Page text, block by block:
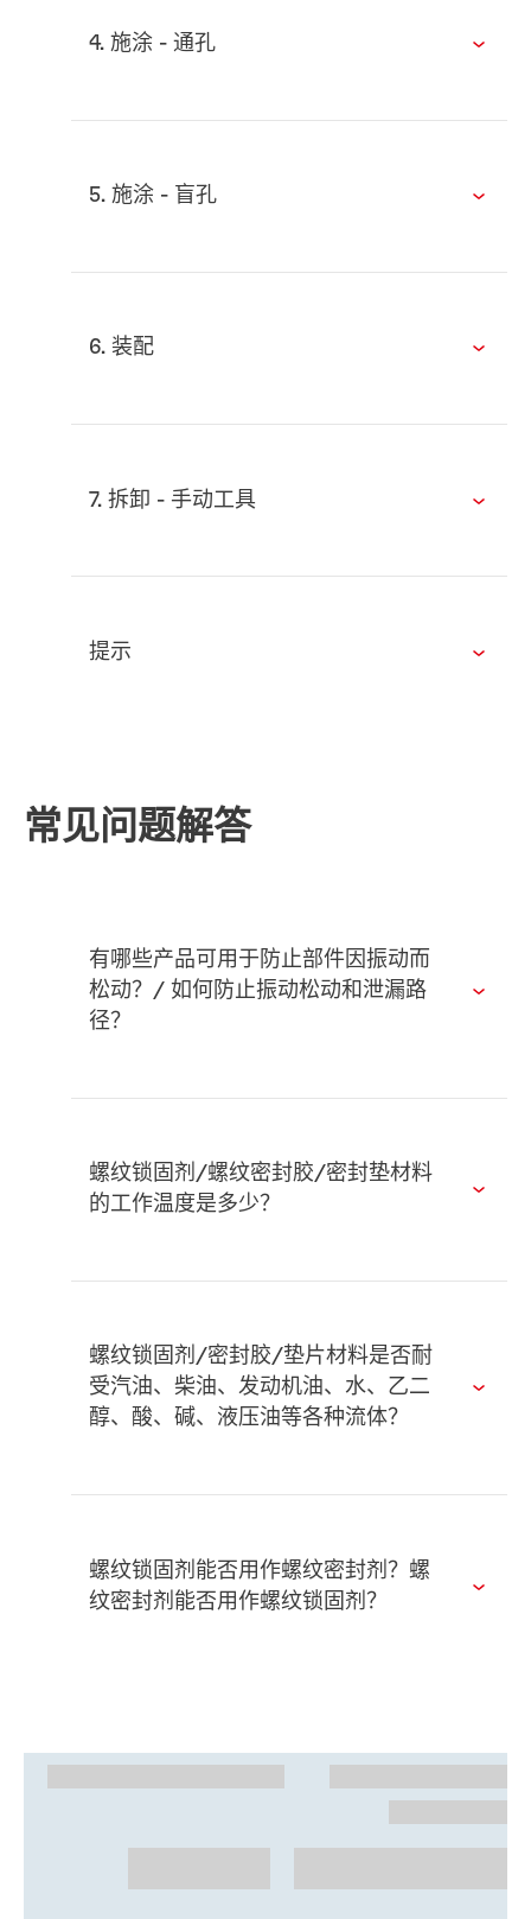
4. 施涂 - 通孔
5. 施涂 - 盲孔
6. 装配
7. 拆卸 - 手动工具
提示
常见问题解答
有哪些产品可用于防止部件因振动而
松动？/ 如何防止振动松动和泄漏路
径？
螺纹锁固剂/螺纹密封胶/密封垫材料
的工作温度是多少？
螺纹锁固剂/密封胶/垫片材料是否耐
受汽油、柴油、发动机油、水、乙二
醇、酸、碱、液压油等各种流体？
螺纹锁固剂能否用作螺纹密封剂？螺
纹密封剂能否用作螺纹锁固剂？